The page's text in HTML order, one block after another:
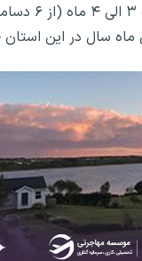
ماه سال در این استان